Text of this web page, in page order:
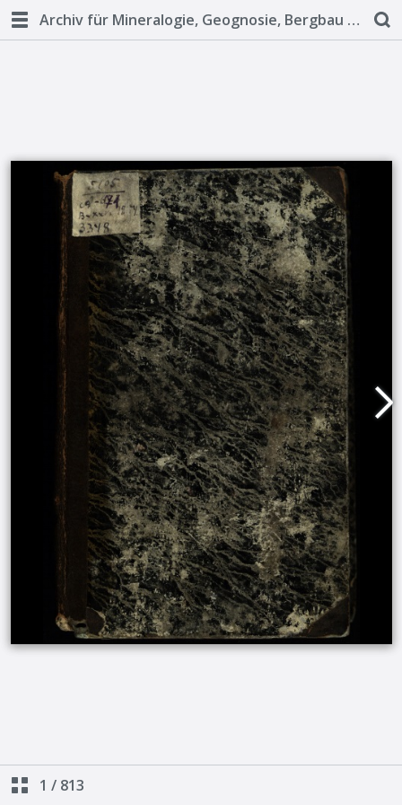
Archiv für Mineralogie, Geognosie, Bergbau und Hüttenkunde Bd. 26, Heft 1 - 1854
1 / 813